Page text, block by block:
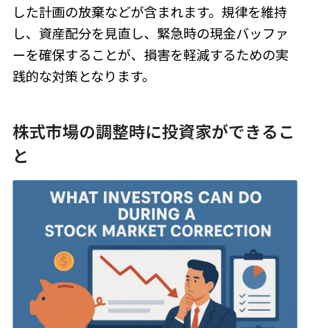
した計画の放棄などが含まれます。規律を維持
し、資産配分を見直し、緊急時の現金バッファ
ーを確保することが、損害を軽減するための実
践的な対策となります。
株式市場の調整時に投資家ができるこ
と